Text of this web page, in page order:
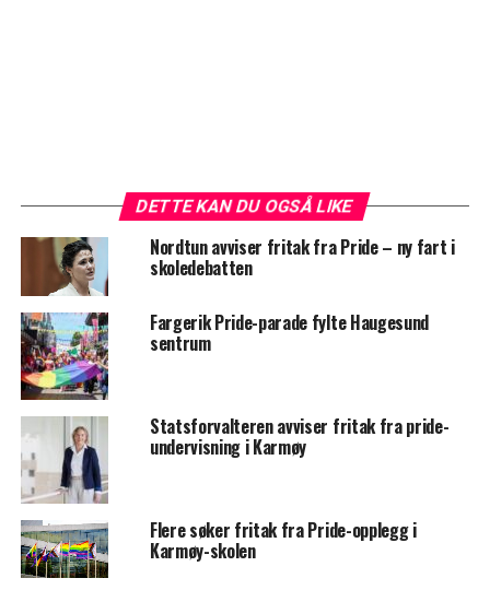
DETTE KAN DU OGSÅ LIKE
Nordtun avviser fritak fra Pride – ny fart i
skoledebatten
Fargerik Pride-parade fylte Haugesund
sentrum
Statsforvalteren avviser fritak fra pride-
undervisning i Karmøy
Flere søker fritak fra Pride-opplegg i
Karmøy-skolen